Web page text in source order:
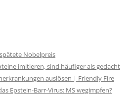
Nobelpreis
imitieren, sind häufiger als gedacht
auslösen | Friendly Fire
Epstein-Barr-Virus: MS wegimpfen?